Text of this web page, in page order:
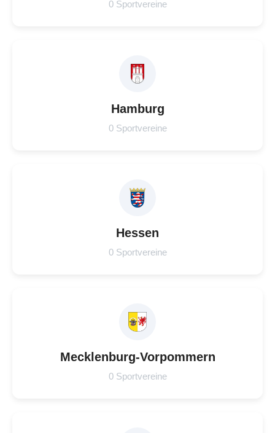
0 Sportvereine
Hamburg
0 Sportvereine
Hessen
0 Sportvereine
Mecklenburg-Vorpommern
0 Sportvereine